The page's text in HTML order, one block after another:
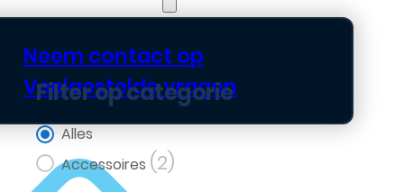
Neem contact op
Veelgestelde vragen
Filter op categorie
Filter op categorie
Alles
Accessoires (2)